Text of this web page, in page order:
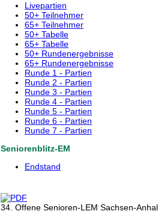
Livepartien
50+ Teilnehmer
65+ Teilnehmer
50+ Tabelle
65+ Tabelle
50+ Rundenergebnisse
65+ Rundenergebnisse
Runde 1 - Partien
Runde 2 - Partien
Runde 3 - Partien
Runde 4 - Partien
Runde 5 - Partien
Runde 6 - Partien
Runde 7 - Partien
Seniorenblitz-EM
Endstand
34. Offene Senioren-LEM Sachsen-